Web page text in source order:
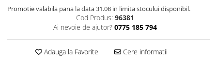
Promotie valabila pana la data 31.08 in limita stocului disponibil.
Cod Produs: 96381
Ai nevoie de ajutor? 0775 185 794
Adauga la Favorite Cere informatii